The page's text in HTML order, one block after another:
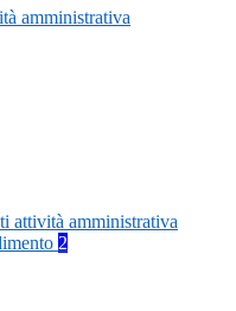
amministrativa
attività amministrativa
2